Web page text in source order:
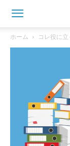
ホーム コレ役に立